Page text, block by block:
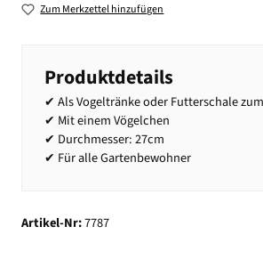
Zum Merkzettel hinzufügen
Produktdetails
✔ Als Vogeltränke oder Futterschale
✔ Mit einem Vögelchen
✔ Durchmesser: 27cm
✔ Für alle Gartenbewohner
Artikel-Nr:7787